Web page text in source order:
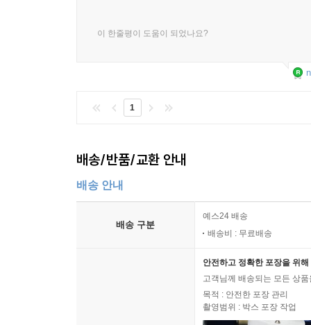
이 한줄평이 도움이 되었나요?
1
배송/반품/교환 안내
배송 안내
배송 구분
예스24 배송
배송비 : 무료배송
안전하고 정확한 포장을 위
고객님께 배송되는 모든 상
목적 : 안전한 포장 관리
촬영범위 : 박스 포장 작업